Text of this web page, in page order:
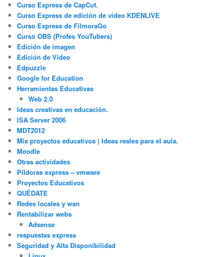
Curso Express de CapCut.
Curso Express de edición de video KDENLIVE
Curso Express de FilmoraGo
Curso OBS (Profes YouTubers)
Edición de imagen
Edición de Video
Edpuzzle
Google for Education
Herramientas Educativas
Web 2.0
Ideas creativas en educación.
ISA Server 2006
MDT2012
Mis proyectos educativos | Ideas reales para el aula.
Moodle
Otras actividades
Píldoras express – vmware
Proyectos Educativos
QUÉDATE
Redes locales y wan
Rentabilizar webs
Adsense
respuestas express
Seguridad y Alta Disponibilidad